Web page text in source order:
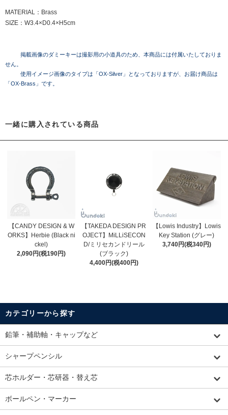
MATERIAL：Brass
SIZE：W3.4×D0.4×H5cm
掲載画像のダミーキーは撮影用の小道具のため、本商品には付属いたしておりま
せん。
使用イメージ画像のタイプは「OX-Silver」となっておりますが、お届け商品は
「OX-Brass」です。
一緒に購入されている商品
【CANDY DESIGN & W
ORKS】Herbie (Black ni
ckel)
2,090円(税190円)
【TAKEDA DESIGN PR
OJECT】MiLLiSECON
D/ミリセカンドリール
(ブラック)
4,400円(税400円)
【Lowis Industry】Lowis
Key Station (グレー)
3,740円(税340円)
カテゴリーから探す
鉛筆・補助軸・キャップなど
シャープペンシル
芯ホルダー・芯研器・替え芯
ボールペン・マーカー